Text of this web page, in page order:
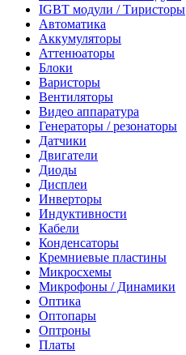
IGBT модули / Тиристоры
Автоматика
Аккумуляторы
Аттенюаторы
Блоки
Варисторы
Вентиляторы
Видео аппаратура
Генераторы / резонаторы
Датчики
Двигатели
Диоды
Дисплеи
Инверторы
Индуктивности
Кабели
Конденсаторы
Кремниевые пластины
Микросхемы
Микрофоны / Динамики
Оптика
Оптопары
Оптроны
Платы